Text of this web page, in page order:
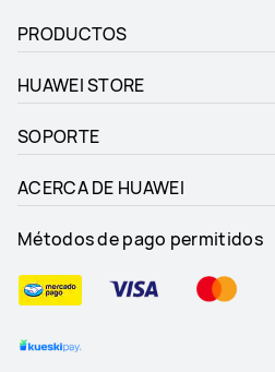
PRODUCTOS
HUAWEI STORE
SOPORTE
ACERCA DE HUAWEI
Métodos de pago permitidos